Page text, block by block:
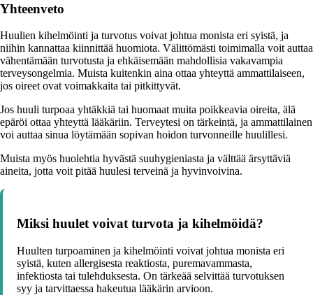
Yhteenveto
Huulien kihelmöinti ja turvotus voivat johtua monista eri syistä, ja
niihin kannattaa kiinnittää huomiota. Välittömästi toimimalla voit auttaa
vähentämään turvotusta ja ehkäisemään mahdollisia vakavampia
terveysongelmia. Muista kuitenkin aina ottaa yhteyttä ammattilaiseen,
jos oireet ovat voimakkaita tai pitkittyvät.
Jos huuli turpoaa yhtäkkiä tai huomaat muita poikkeavia oireita, älä
epäröi ottaa yhteyttä lääkäriin. Terveytesi on tärkeintä, ja ammattilainen
voi auttaa sinua löytämään sopivan hoidon turvonneille huulillesi.
Muista myös huolehtia hyvästä suuhygieniasta ja välttää ärsyttäviä
aineita, jotta voit pitää huulesi terveinä ja hyvinvoivina.
Miksi huulet voivat turvota ja kihelmöidä?
Huulten turpoaminen ja kihelmöinti voivat johtua monista eri
syistä, kuten allergisesta reaktiosta, puremavammasta,
infektiosta tai tulehduksesta. On tärkeää selvittää turvotuksen
syy ja tarvittaessa hakeutua lääkärin arvioon.